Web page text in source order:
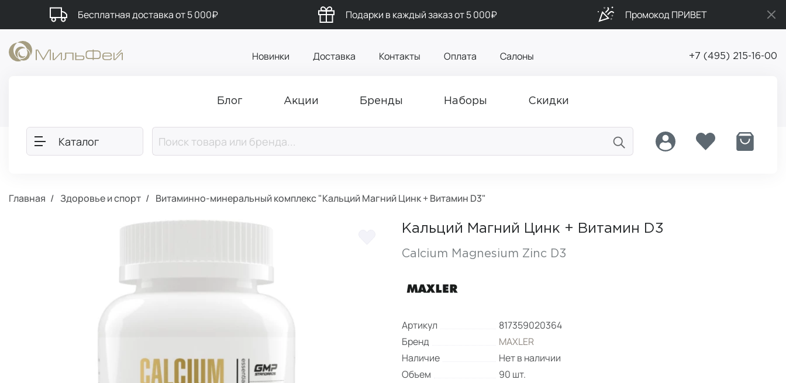
Бесплатная доставка от 5 000₽ Подарки в каждый заказ от 5 000₽ Промокод ПРИВЕТ
Новинки Доставка Контакты Оплата Салоны +7 (495) 215-16-00
Блог Акции Бренды Наборы Скидки
Каталог
Главная Здоровье и спорт Витаминно-минеральный комплекс "Кальций Магний Цинк + Витамин D3"
Кальций Магний Цинк + Витамин D3
Calcium Magnesium Zinc D3
Артикул
817359020364
Бренд
MAXLER
Наличие
Нет в наличии
Объем
90 шт.